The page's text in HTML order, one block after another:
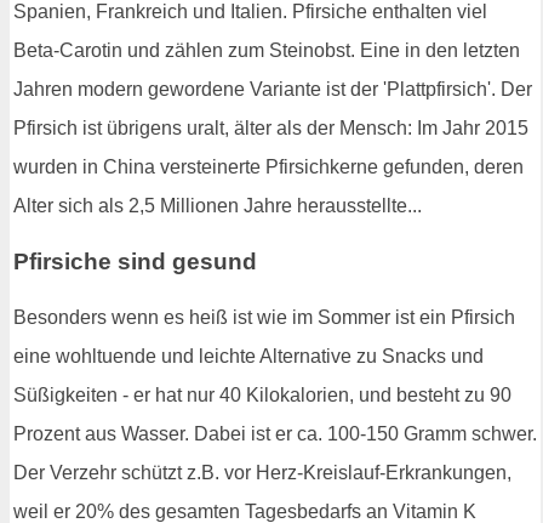
Spanien, Frankreich und Italien. Pfirsiche enthalten viel
Beta-Carotin und zählen zum Steinobst. Eine in den letzten
Jahren modern gewordene Variante ist der 'Plattpfirsich'. Der
Pfirsich ist übrigens uralt, älter als der Mensch: Im Jahr 2015
wurden in China versteinerte Pfirsichkerne gefunden, deren
Alter sich als 2,5 Millionen Jahre herausstellte...
Pfirsiche sind gesund
Besonders wenn es heiß ist wie im Sommer ist ein Pfirsich
eine wohltuende und leichte Alternative zu Snacks und
Süßigkeiten - er hat nur 40 Kilokalorien, und besteht zu 90
Prozent aus Wasser. Dabei ist er ca. 100-150 Gramm schwer.
Der Verzehr schützt z.B. vor Herz-Kreislauf-Erkrankungen,
weil er 20% des gesamten Tagesbedarfs an Vitamin K